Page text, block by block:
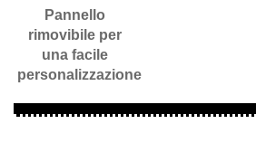
Pannello
rimovibile per
una facile